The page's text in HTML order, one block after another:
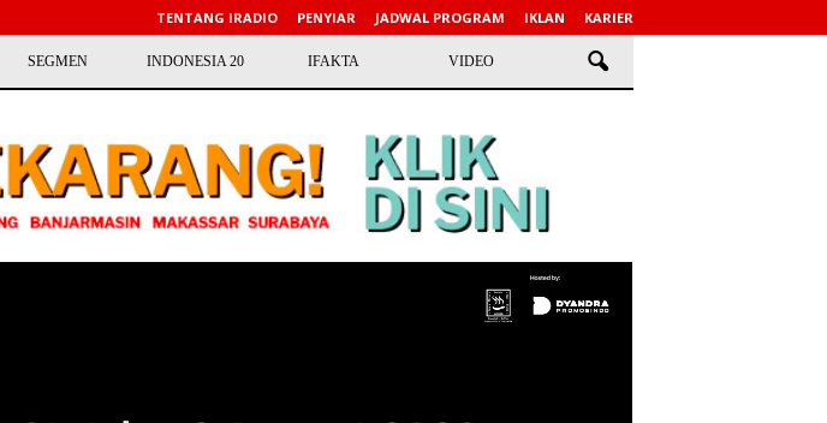
TENTANG IRADIO PENYIAR JADWAL PROGRAM IKLAN KARIER
SEGMEN INDONESIA 20 IFAKTA VIDEO